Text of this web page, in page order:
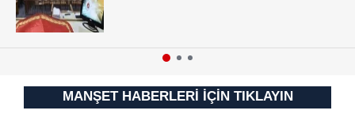
vasıtasıyla belirleyebilirsiniz. Çerezlere ilişkin detaylı bilgi
için Ayarlar butonuna tıklayabilir,
Metnimiziziyaret edebilirsiniz.
6698 sayılı Kişisel Verilerin Korunması Kanunu uyarınca
hazırlanmış Aydınlatma Metnimizi okumak ve sitemizde
MANŞET HABERLERİ İÇİN TIKLAYIN